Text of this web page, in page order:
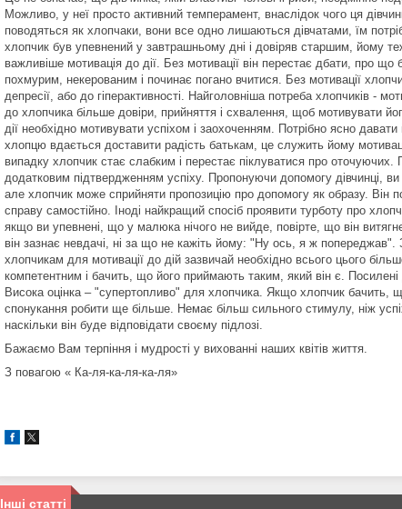
Можливо, у неї просто активний темперамент, внаслідок чого ця
поводяться як хлопчаки, вони все одно лишаються дівчатами, їм
хлопчик був упевнений у завтрашньому дні і довіряв старшим, йому
важливіше мотивація до дії. Без мотивації він перестає дбати, про
похмурим, некерованим і починає погано вчитися. Без мотивації
депресії, або до гіперактивності. Найголовніша потреба хлопчиків -
до хлопчика більше довіри, прийняття і схвалення, щоб мотивувати
дії необхідно мотивувати успіхом і заохоченням. Потрібно ясно
хлопцю вдається доставити радість батькам, це служить йому
випадку хлопчик стає слабким і перестає піклуватися про
додатковим підтвердженням успіху. Пропонуючи допомогу дівчинці,
але хлопчик може сприйняти пропозицію про допомогу як образу. Він
справу самостійно. Іноді найкращий спосіб проявити турботу про
якщо ви упевнені, що у малюка нічого не вийде, повірте, що він
він зазнає невдачі, ні за що не кажіть йому: "Ну ось, я ж
хлопчикам для мотивації до дій зазвичай необхідно всього цього
компетентним і бачить, що його приймають таким, який він є.
Висока оцінка – "супертопливо" для хлопчика. Якщо хлопчик бачить,
спонукання робити ще більше. Немає більш сильного стимулу, ніж
наскільки він буде відповідати своєму підлозі.
Бажаємо Вам терпіння і мудрості у вихованні наших квітів життя.
З повагою « Ка-ля-ка-ля-ка-ля»
Інші статті